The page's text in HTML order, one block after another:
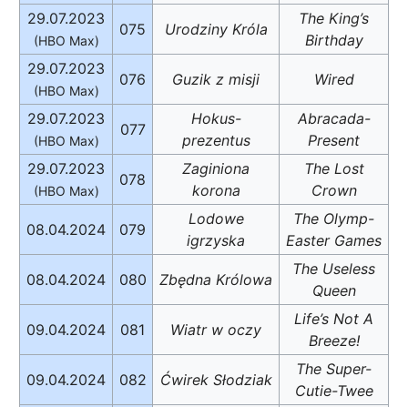
29.07.2023
(HBO Max)
075 Urodziny Króla
The King’s
Birthday
29.07.2023
(HBO Max)
076 Guzik z misji Wired
29.07.2023
(HBO Max)
077
Hokus-
prezentus
Abracada-
Present
29.07.2023
(HBO Max)
078
Zaginiona
korona
The Lost
Crown
08.04.2024 079
Lodowe
igrzyska
The Olymp-
Easter Games
08.04.2024 080 Zbędna Królowa
The Useless
Queen
09.04.2024 081 Wiatr w oczy
Life’s Not A
Breeze!
09.04.2024 082 Ćwirek Słodziak
The Super-
Cutie-Twee